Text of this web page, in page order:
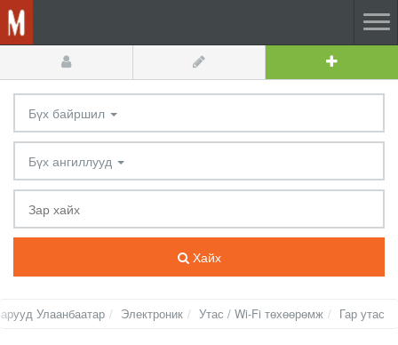
Бүх байршил
Бүх ангиллууд
Хайх
Улаанбаатар Электроник Утас / Wi-Fi төхөөрөмж Гар утас